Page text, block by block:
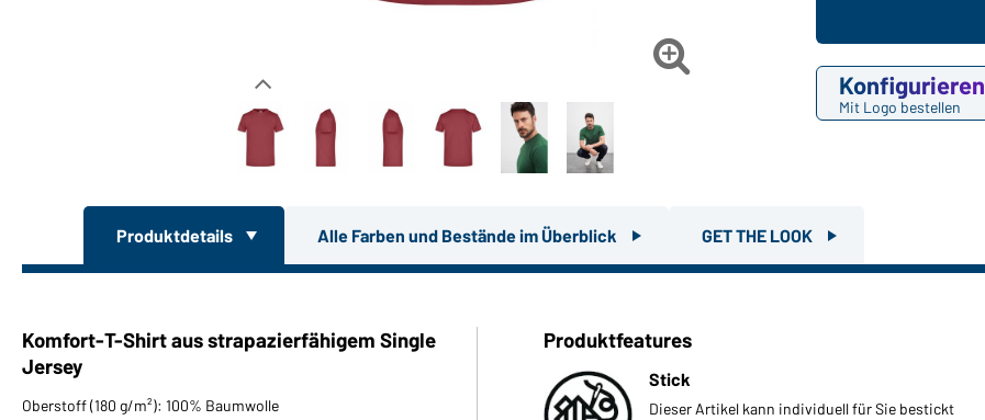

Konfigurieren
Mit Logo bestellen
Produktdetails Alle Farben und Bestände im Überblick GET THE LOOK
Komfort-T-Shirt aus strapazierfähigem Single
Jersey
Oberstoff (180 g/m²): 100% Baumwolle
Produktfeatures
Stick
Dieser Artikel kann individuell für Sie bestickt